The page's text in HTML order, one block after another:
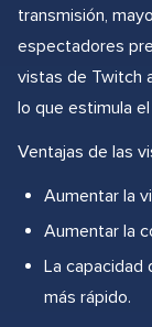
transmisión,
espectadores
vistas de Twitch
lo que estimula
Ventajas de las
Aumentar la
Aumentar la
La capacidad
más rápido.